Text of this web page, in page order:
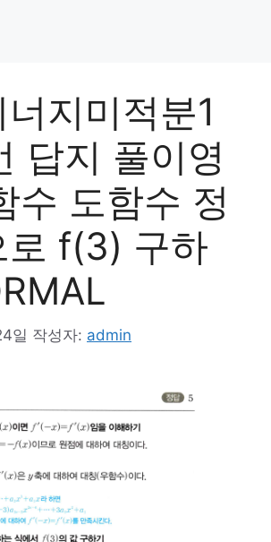
지미적분1
답지 풀이영
수 도함수 정
로 f(3) 구하
일 작성자: admin